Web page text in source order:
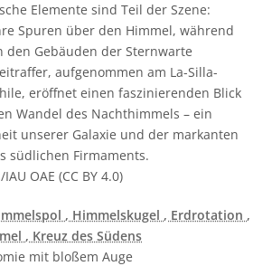
Elemente sind Teil der Szene:
Spuren über den Himmel, während
den Gebäuden der Sternwarte
aufgenommen am La-Silla-
eröffnet einen faszinierenden Blick
Wandel des Nachthimmels – ein
unserer Galaxie und der markanten
südlichen Firmaments.
OAE (CC BY 4.0)
, Himmelskugel , Erdrotation ,
, Kreuz des Südens
mit bloßem Auge